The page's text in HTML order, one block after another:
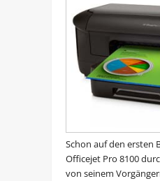
Schon auf den ersten
Officejet Pro 8100
von seinem